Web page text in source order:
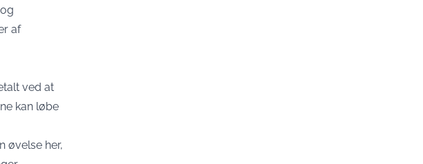
af
ved at
kan løbe
øvelse her,